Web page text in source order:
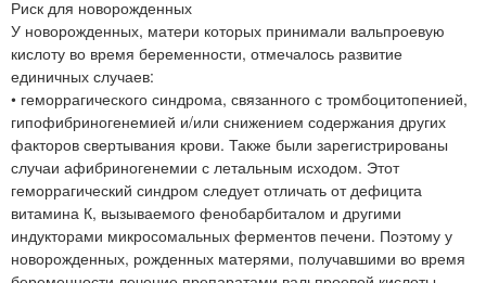
Риск для новорожденных
У новорожденных, матери которых принимали вальпроевую
кислоту во время беременности, отмечалось развитие
единичных случаев:
• геморрагического синдрома, связанного с тромбоцитопенией,
гипофибриногенемией и/или снижением содержания других
факторов свертывания крови. Также были зарегистрированы
случаи афибриногенемии с летальным исходом. Этот
геморрагический синдром следует отличать от дефицита
витамина К, вызываемого фенобарбиталом и другими
индукторами микросомальных ферментов печени. Поэтому у
новорожденных, рожденных матерями, получавшими во время